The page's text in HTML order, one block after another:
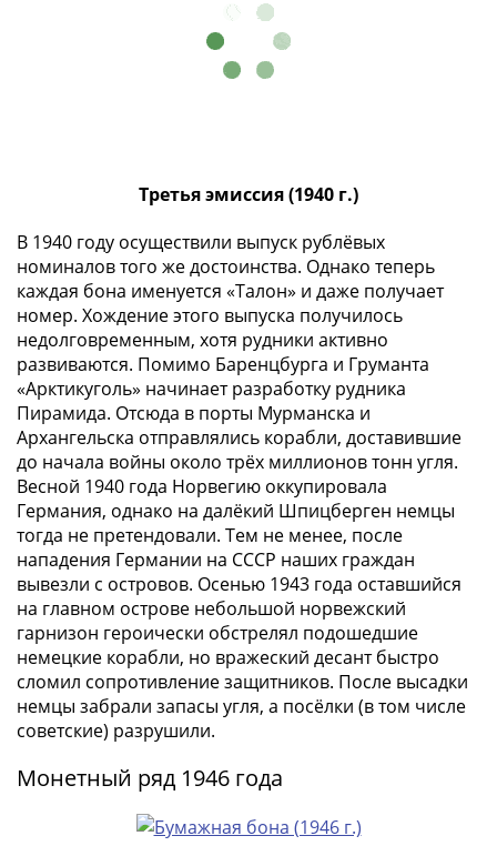
(1700-
1725)
Наборы
коллекции
Монеты
Древней
Руси
Иван
Петр
(1682-
1717)
Федор
Алексеевич
(1676-
1682)
Михайлович
Третья эмиссия (1940 г.)
В 1940 году осуществили выпуск рублёвых
номиналов того же достоинства. Однако теперь
каждая бона именуется «Талон» и даже получает
номер. Хождение этого выпуска получилось
недолговременным, хотя рудники активно
развиваются. Помимо Баренцбурга и Груманта
«Арктикуголь» начинает разработку рудника
Пирамида. Отсюда в порты Мурманска и
Архангельска отправлялись корабли, доставившие
до начала войны около трёх миллионов тонн угля.
Весной 1940 года Норвегию оккупировала
Германия, однако на далёкий Шпицберген немцы
тогда не претендовали. Тем не менее, после
нападения Германии на СССР наших граждан
вывезли с островов. Осенью 1943 года оставшийся
на главном острове небольшой норвежский
гарнизон героически обстрелял подошедшие
немецкие корабли, но вражеский десант быстро
сломил сопротивление защитников. После высадки
немцы забрали запасы угля, а посёлки (в том числе
советские) разрушили.
Монетный ряд 1946 года